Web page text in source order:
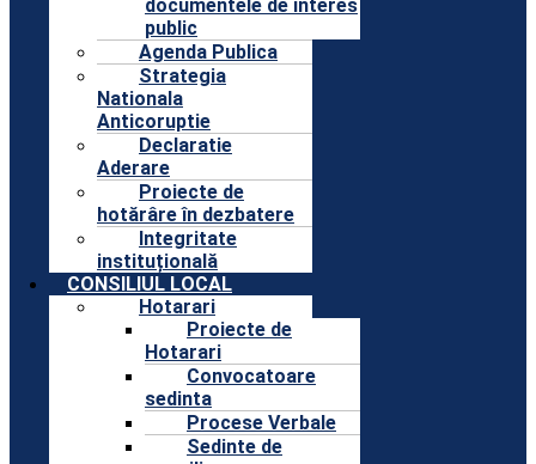
documentele de interes
public
Agenda Publica
Strategia
Nationala
Anticoruptie
Declaratie
Aderare
Proiecte de
hotărâre în dezbatere
Integritate
instituțională
CONSILIUL LOCAL
Hotarari
Proiecte de
Hotarari
Convocatoare
sedinta
Procese Verbale
Sedinte de